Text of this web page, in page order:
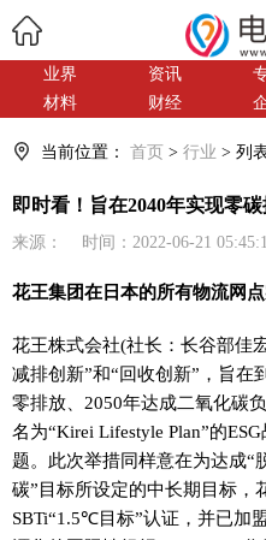
业界 资讯
材料
财经
当前位置： 首页 > 行业 > 列
即时看！旨在2040年实现零
来源： 时间：2022-06-21
花王集团在日本的所有物流网
花王株式会社(社长：长谷部佳
减排创新”和“回收创新”，旨在
零排放、2050年达成二氧化碳
名为“Kirei Lifestyle Plan”的
题。此次举措同样意在为达成“
碳”目标所设定的中长期目标，
SBTi“1.5℃目标”认证，并已加